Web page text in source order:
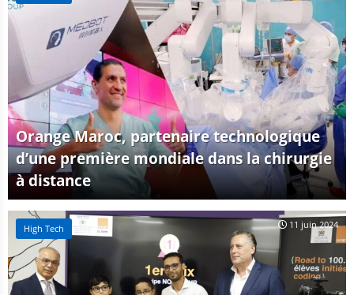
Orange Maroc, partenaire technologique
d’une première mondiale dans la chirurgie
à distance
High Tech 11 juin 2024